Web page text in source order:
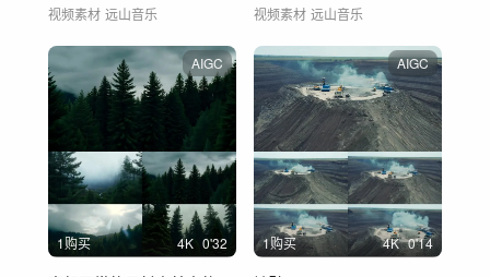
视频素材 远山音乐 视频素材 远山音乐
AIGC
1购买 4K 0'32
AIGC
1购买 4K 0'14